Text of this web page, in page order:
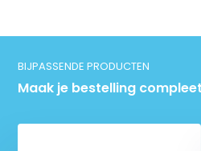
BIJPASSENDE PRODUCTEN
Maak je bestelling compleet